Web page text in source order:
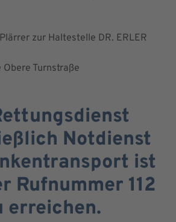
zur Haltestelle DR. ERLER
Turnstraße
Notdienst
ist
Rufnummer 112
erreichen.